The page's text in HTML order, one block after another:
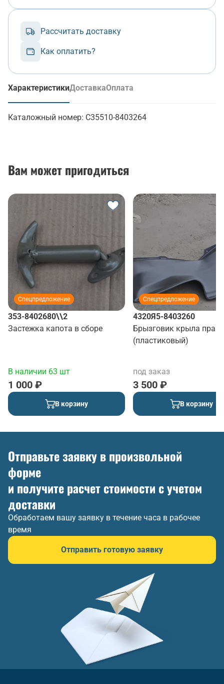
Рассчитать доставку
Как оплатить?
Характеристики
(активная вкладка)
ДоставкаОплата
Каталожный номер: С35510-8403264
Вам может пригодиться
Спецпредложение
353-8402680\\2
Застежка капота в сборе
В наличии 63 шт
1 000 ₽
В корзину
Спецпредложение
4320Я5-8403260
Брызговик крыла
(пластиковый)
под заказ
3 500 ₽
В корзину
Отправьте заявку в произвольной
форме
и получите расчет стоимости с учетом
доставки
Обработаем вашу заявку в течение часа в рабочее
время
Отправить готовую заявку